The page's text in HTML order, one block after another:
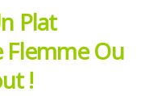
Plat
Flemme Ou
!